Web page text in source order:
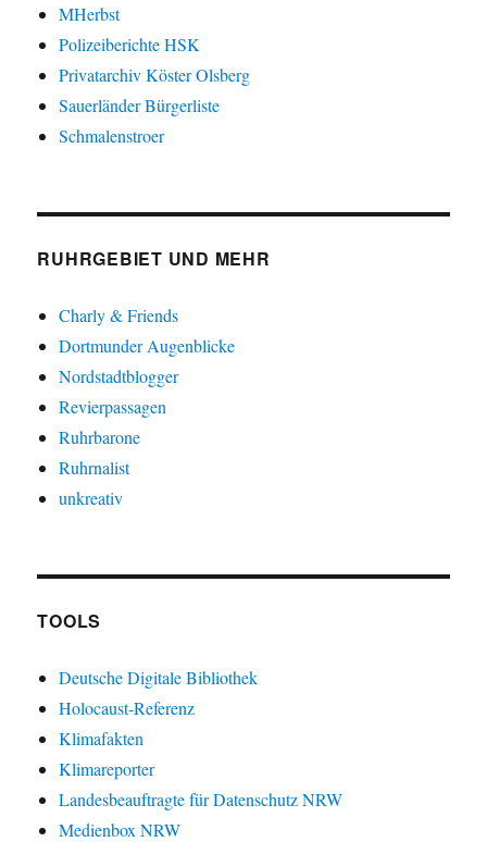
MHerbst
Polizeiberichte HSK
Privatarchiv Köster Olsberg
Sauerländer Bürgerliste
Schmalenstroer
RUHRGEBIET UND MEHR
Charly & Friends
Dortmunder Augenblicke
Nordstadtblogger
Revierpassagen
Ruhrbarone
Ruhrnalist
unkreativ
TOOLS
Deutsche Digitale Bibliothek
Holocaust-Referenz
Klimafakten
Klimareporter
Landesbeauftragte für Datenschutz NRW
Medienbox NRW